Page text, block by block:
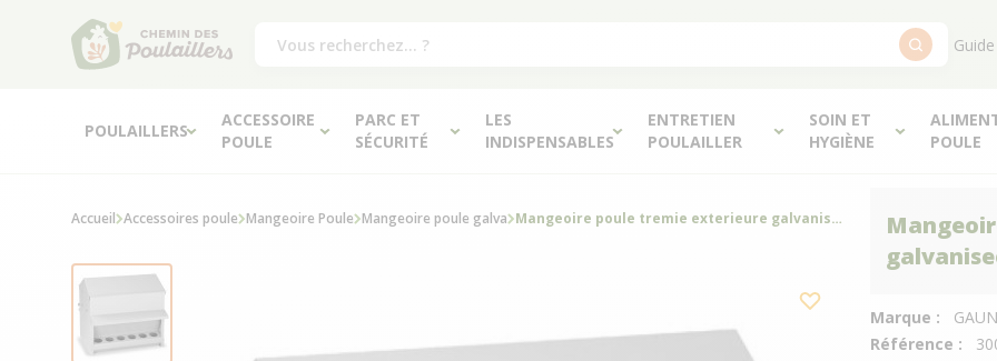
POULAILLERS
ACCESSOIRE
POULE
PARC ET
SÉCURITÉ
LES
INDISPENSABLES
ENTRETIEN
POULAILLER
SOIN ET
HYGIÈNE
POULE
Marque :
GAUN
Référence :
Accueil Accessoires poule Mangeoire Poule Mangeoire poule galva Mangeoire poule tremie exterieure galvanisee 18 kg - Gaun